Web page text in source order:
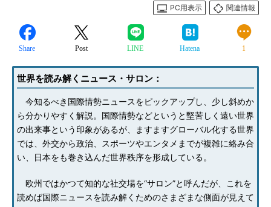
PC用表示
関連情報
Share Post LINE Hatena 1
世界を読み解くニュース・サロン：
今知るべき国際情勢ニュースをピックアップし、少し斜めか
ら分かりやすく解説。国際情勢などというと堅苦しく遠い世界
の出来事という印象があるが、ますますグローバル化する世界
では、外交から政治、スポーツやエンタメまでが複雑に絡み合
い、日本をも巻き込んだ世界秩序を形成している。
欧州ではかつて知的な社交場を“サロン”と呼んだが、これを
読めば国際ニュースを読み解くためのさまざまな側面が見えて